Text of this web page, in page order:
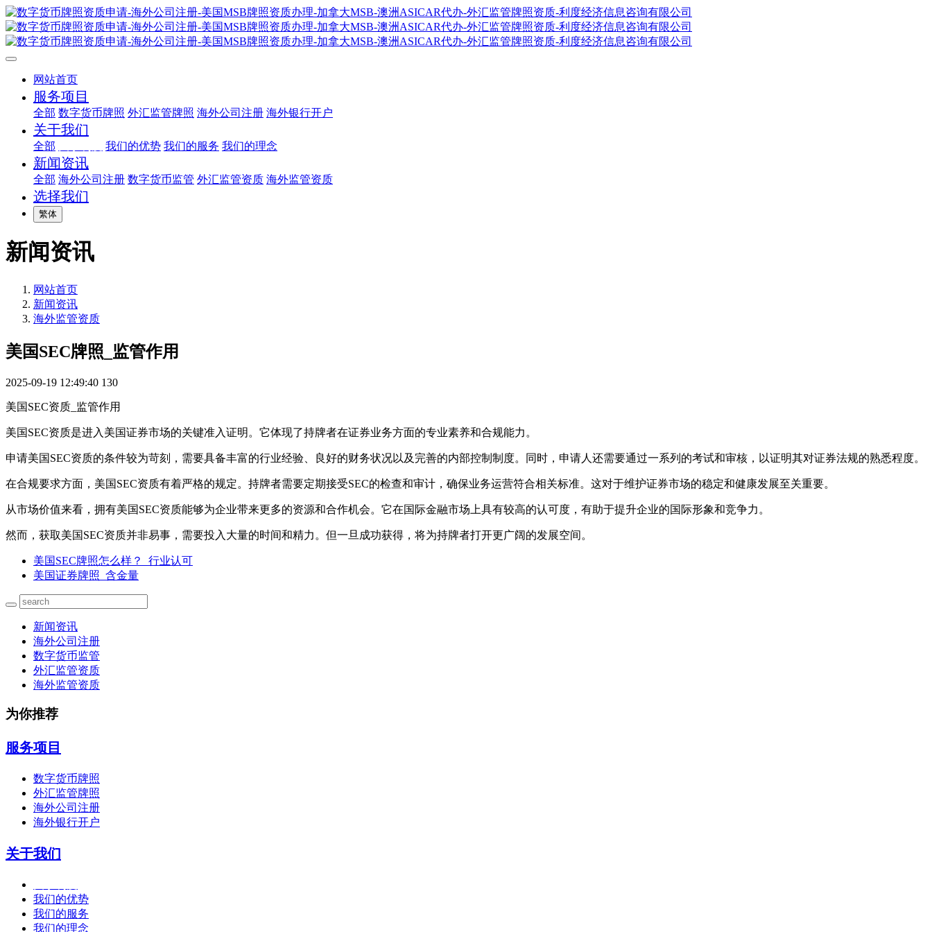
网站首页
服务项目
全部 数字货币牌照 外汇监管牌照 海外公司注册 海外银行开户
关于我们
全部 我们的优势 我们的服务 我们的理念
新闻资讯
全部 海外公司注册 数字货币监管 外汇监管资质 海外监管资质
选择我们
繁体
新闻资讯
网站首页
新闻资讯
海外监管资质
美国SEC牌照_监管作用
2025-09-19 12:49:40 130
美国SEC资质_监管作用
美国SEC资质是进入美国证券市场的关键准入证明。它体现了持牌者在证券业务方面的专业素养和合规能力。
申请美国SEC资质的条件较为苛刻，需要具备丰富的行业经验、良好的财务状况以及完善的内部控制制度。同时，申请人还需要通过一系列的考试和审核，以证明其对证券法规的熟悉程度。
在合规要求方面，美国SEC资质有着严格的规定。持牌者需要定期接受SEC的检查和审计，确保业务运营符合相关标准。这对于维护证券市场的稳定和健康发展至关重要。
从市场价值来看，拥有美国SEC资质能够为企业带来更多的资源和合作机会。它在国际金融市场上具有较高的认可度，有助于提升企业的国际形象和竞争力。
然而，获取美国SEC资质并非易事，需要投入大量的时间和精力。但一旦成功获得，将为持牌者打开更广阔的发展空间。
美国SEC牌照怎么样？_行业认可
美国证券牌照_含金量
新闻资讯
海外公司注册
数字货币监管
外汇监管资质
海外监管资质
为你推荐
服务项目
数字货币牌照
外汇监管牌照
海外公司注册
海外银行开户
关于我们
我们的优势
我们的服务
我们的理念